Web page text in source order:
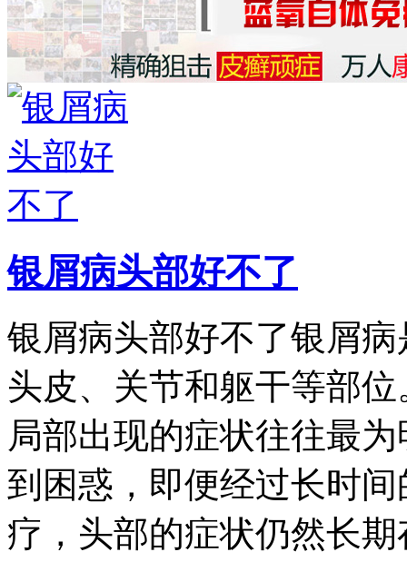
银屑病头部好不了
银屑病头部好不了银屑
头皮、关节和躯干等部
局部出现的症状往往最
到困惑，即便经过长时
疗，头部的症状仍然长